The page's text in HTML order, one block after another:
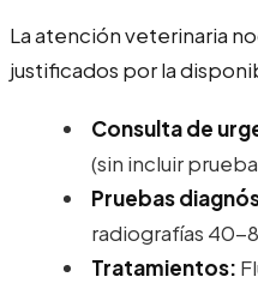
La atención veterinaria
justificados por la
Consulta de
(sin incluir
Pruebas
radiografías 40-
Tratamientos: